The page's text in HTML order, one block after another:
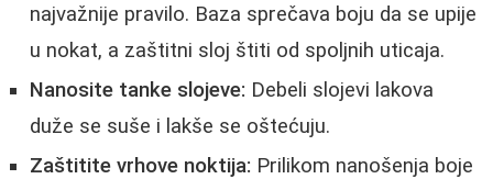
najvažnije pravilo. Baza sprečava boju da se upije
u nokat, a zaštitni sloj štiti od spoljnih uticaja.
Nanosite tanke slojeve: Debeli slojevi lakova
duže se suše i lakše se oštećuju.
Zaštitite vrhove noktija: Prilikom nanošenja boje